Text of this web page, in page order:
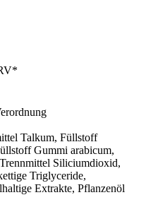
Talkum, Füllstoff
Gummi arabicum,
Siliciumdioxid,
Triglyceride,
Extrakte, Pflanzenöl